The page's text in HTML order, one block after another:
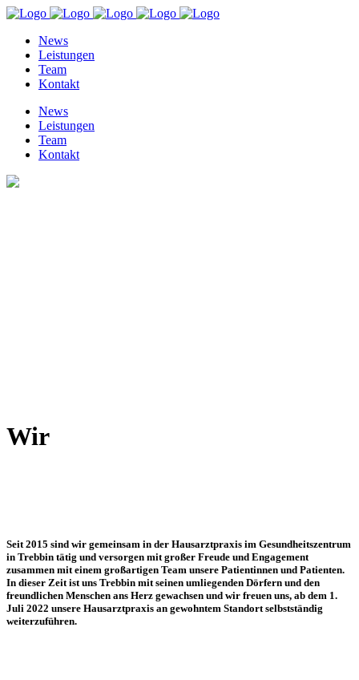
News
Leistungen
Team
Kontakt
News
Leistungen
Team
Kontakt
Wir
Seit 2015 sind wir gemeinsam in der Hausarztpraxis im Gesundheitszentrum
in Trebbin tätig und versorgen mit großer Freude und Engagement
zusammen mit einem großartigen Team unsere Patientinnen und Patienten.
In dieser Zeit ist uns Trebbin mit seinen umliegenden Dörfern und den
freundlichen Menschen ans Herz gewachsen und wir freuen uns, ab dem 1.
Juli 2022 unsere Hausarztpraxis an gewohntem Standort selbstständig
weiterzuführen.